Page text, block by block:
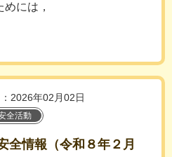
めには，
2026年02月02日
全活動
全情報（令和８年２月